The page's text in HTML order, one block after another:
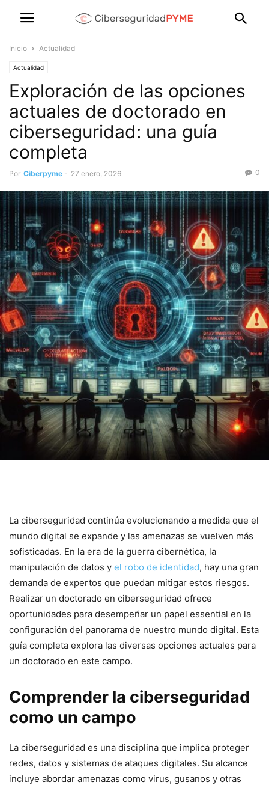
Inicio Actualidad
Actualidad
Exploración de las opciones
actuales de doctorado en
ciberseguridad: una guía
completa
Por Ciberpyme - 27 enero, 2026 0
La ciberseguridad ​continúa ‌evolucionando a medida que el
mundo digital se expande y las amenazas se vuelven más
sofisticadas. En la era de la guerra cibernética, la
manipulación de⁢ datos y el robo de identidad, hay una gran
demanda​ de expertos⁣ que puedan mitigar‍ estos⁣ riesgos.
Realizar un doctorado en ciberseguridad ofrece
⁣oportunidades para desempeñar un papel⁢ essential en la
configuración del panorama de nuestro mundo digital. Esta
guía completa explora las diversas opciones actuales para
un doctorado ‌en este campo.
Comprender la ciberseguridad
como un campo
La ciberseguridad es una disciplina‌ que implica proteger
redes, datos y sistemas de ataques digitales. Su alcance
incluye abordar ⁢amenazas como virus, gusanos y otras